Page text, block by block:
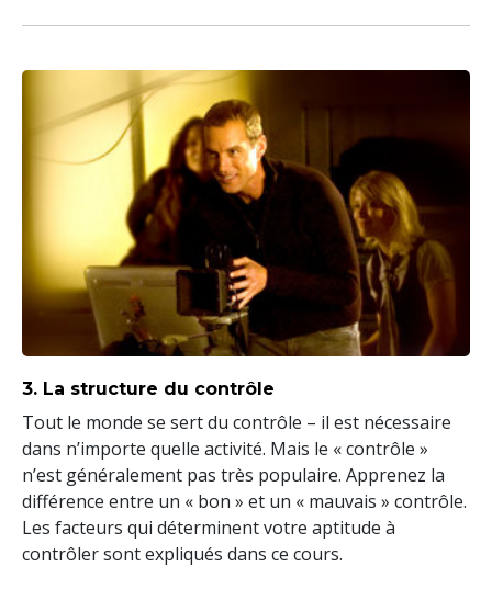
3. La structure du contrôle
Tout le monde se sert du contrôle – il est nécessaire
dans n’importe quelle activité. Mais le « contrôle »
n’est généralement pas très populaire. Apprenez la
différence entre un « bon » et un « mauvais » contrôle.
Les facteurs qui déterminent votre aptitude à
contrôler sont expliqués dans ce cours.